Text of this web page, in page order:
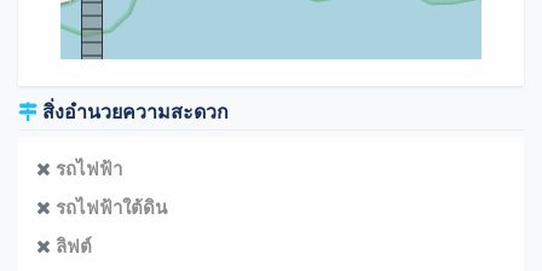
สิ่งอำนวยความสะดวก
รถไฟฟ้า
รถไฟฟ้าใต้ดิน
ลิฟต์